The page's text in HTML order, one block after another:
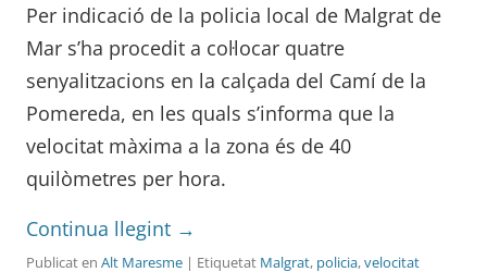
Per indicació de la policia local de Malgrat de
Mar s’ha procedit a col·locar quatre
senyalitzacions en la calçada del Camí de la
Pomereda, en les quals s’informa que la
velocitat màxima a la zona és de 40
quilòmetres per hora.
Continua llegint →
Publicat en Alt Maresme | Etiquetat Malgrat, policia,velocitat